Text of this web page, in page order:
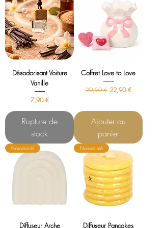
Désodorisant Voiture
Vanille
Prix
7,90 €
Rupture de
stock
Coffret Love to Love
Prix original
29,90 € Prix promotionnel
22,90 €
Ajouter au
panier
Nouveauté
Diffuseur Arche
Nouveauté
Diffuseur Pancakes